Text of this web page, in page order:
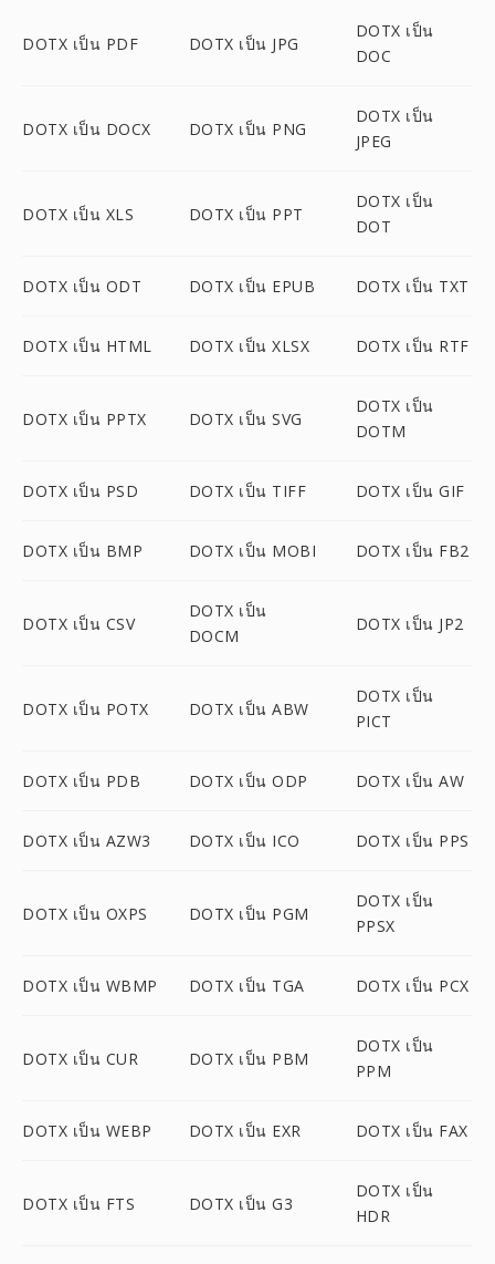
DOTX เป็น PDF DOTX เป็น JPG
DOTX เป็น
DOC
DOTX เป็น DOCX DOTX เป็น PNG
DOTX เป็น
JPEG
DOTX เป็น XLS DOTX เป็น PPT
DOTX เป็น
DOT
DOTX เป็น ODT DOTX เป็น EPUB DOTX เป็น TXT
DOTX เป็น HTML DOTX เป็น XLSX DOTX เป็น RTF
DOTX เป็น PPTX DOTX เป็น SVG
DOTX เป็น
DOTM
DOTX เป็น PSD DOTX เป็น TIFF DOTX เป็น GIF
DOTX เป็น BMP DOTX เป็น MOBI DOTX เป็น FB2
DOTX เป็น CSV
DOTX เป็น
DOCM
DOTX เป็น JP2
DOTX เป็น POTX DOTX เป็น ABW
DOTX เป็น
PICT
DOTX เป็น PDB DOTX เป็น ODP DOTX เป็น AW
DOTX เป็น AZW3 DOTX เป็น ICO DOTX เป็น PPS
DOTX เป็น OXPS DOTX เป็น PGM
DOTX เป็น
PPSX
DOTX เป็น WBMP DOTX เป็น TGA DOTX เป็น PCX
DOTX เป็น CUR DOTX เป็น PBM
DOTX เป็น
PPM
DOTX เป็น WEBP DOTX เป็น EXR DOTX เป็น FAX
DOTX เป็น FTS DOTX เป็น G3
DOTX เป็น
HDR